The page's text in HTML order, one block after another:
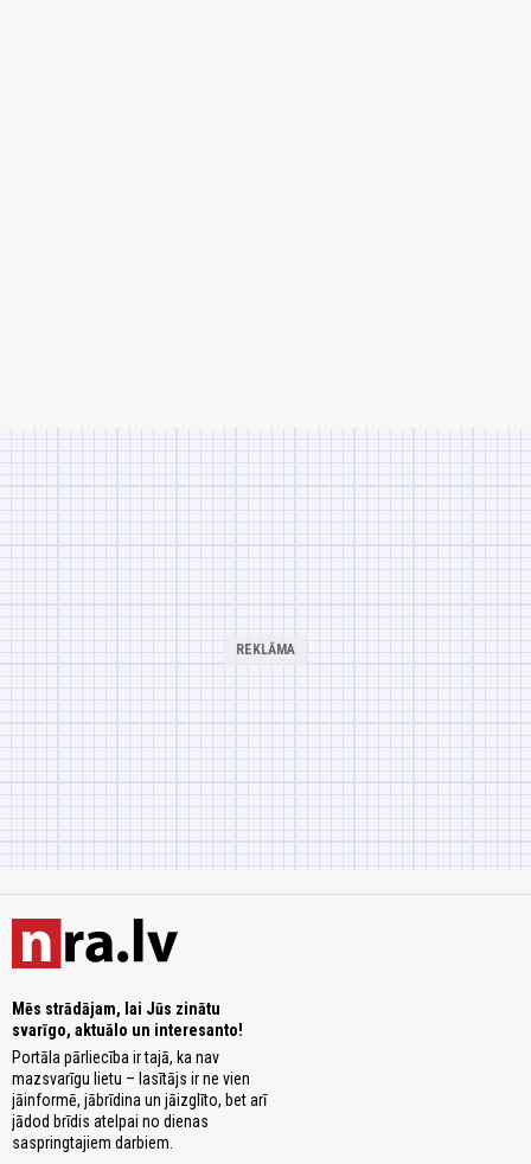
Mēs strādājam, lai Jūs zinātu
svarīgo, aktuālo un interesanto!
Portāla pārliecība ir tajā, ka nav
mazsvarīgu lietu – lasītājs ir ne vien
jāinformē, jābrīdina un jāizglīto, bet arī
jādod brīdis atelpai no dienas
saspringtajiem darbiem.